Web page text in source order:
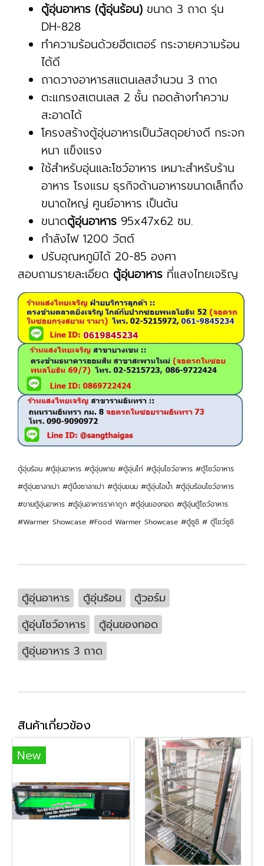
ตู้อุ่นอาหาร (ตู้อุ่นร้อน) ขนาด 3 ถาด รุ่น
DH-828
ทำความร้อนด้วยฮีตเตอร์ กระจายความร้อน
ได้ดี
ถาดวางอาหารสแตนเลสจำนวน 3 ถาด
ตะแกรงสเตนเลส 2 ชั้น ถอดล้างทำความ
สะอาดได้
โครงสร้างตู้อุ่นอาหารเป็นวัสดุอย่างดี กระจก
หนา แข็งแรง
ใช้สำหรับอุ่นและโชว์อาหาร เหมาะสำหรับร้าน
อาหาร โรงแรม ธุรกิจด้านอาหารขนาดเล็กถึง
ขนาดใหญ่ ศูนย์อาหาร เป็นต้น
ขนาดตู้อุ่นอาหาร 95x47x62 ซม.
กำลังไฟ 1200 วัตต์
ปรับอุณหภูมิได้ 20-85 องศา
สอบถามรายละเอียด ตู้อุ่นอาหาร ที่แสงไทยเจริญ
ตู้อุ่นร้อน #ตู้อุ่นอาหาร #ตู้อุ่นพาย #ตู้อุ่นไก่ #ตู้อุ่นโชว์อาหาร #ตู้โชว์อาหาร
#ตู้อุ่นซาลาเปา #ตู้นึ่งซาลาเปา #ตู้อุ่นขนม #ตู้อุ่นไอน้ำ #ตู้อุ่นร้อนโชว์อาหาร
#ขายตู้อุ่นอาหาร #ตู้อุ่นอาหารราคาถูก #ตู้อุ่นของทอด #ตู้อุ่นตู้โชว์อาหาร
#Warmer Showcase #Food Warmer Showcase #ตู้ซูชิ # ตู้โชว์ซูชิ
ตู้อุ่นอาหาร ตู้อุ่นร้อน
ตู้วอร์ม
ตู้อุ่นโชว์อาหาร
ตู้อุ่นของทอด
ตู้อุ่นอาหาร 3 ถาด
สินค้าเกี่ยวข้อง
New